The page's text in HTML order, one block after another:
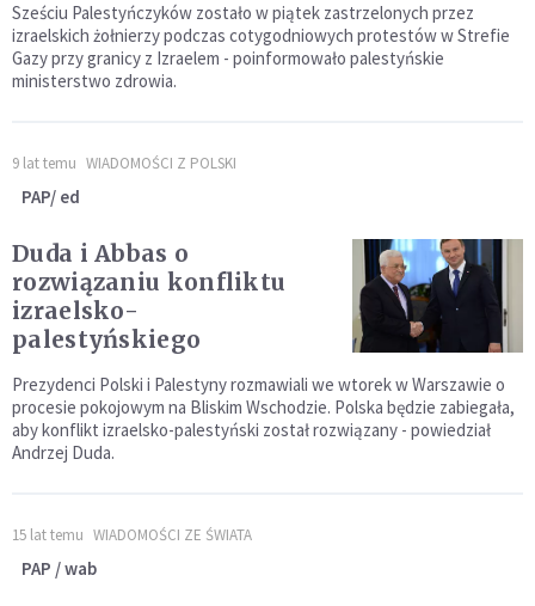
Sześciu Palestyńczyków zostało w piątek zastrzelonych przez
izraelskich żołnierzy podczas cotygodniowych protestów w Strefie
Gazy przy granicy z Izraelem - poinformowało palestyńskie
ministerstwo zdrowia.
9 lat temu WIADOMOŚCI Z POLSKI
PAP/ ed
Duda i Abbas o
rozwiązaniu konfliktu
izraelsko-
palestyńskiego
Prezydenci Polski i Palestyny rozmawiali we wtorek w Warszawie o
procesie pokojowym na Bliskim Wschodzie. Polska będzie zabiegała,
aby konflikt izraelsko-palestyński został rozwiązany - powiedział
Andrzej Duda.
15 lat temu WIADOMOŚCI ZE ŚWIATA
PAP / wab